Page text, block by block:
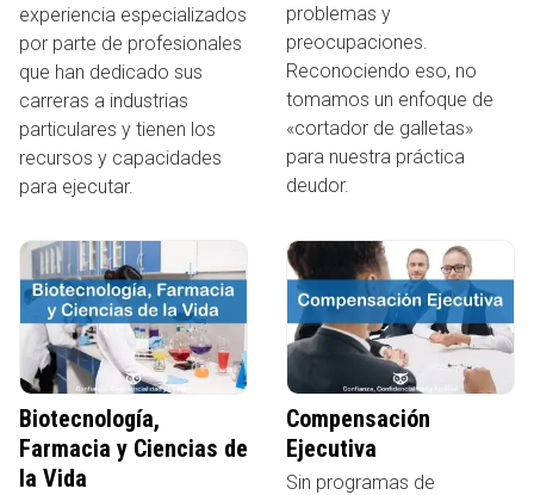
experiencia especializados
por parte de profesionales
que han dedicado sus
carreras a industrias
particulares y tienen los
recursos y capacidades
para ejecutar.
problemas y
preocupaciones.
Reconociendo eso, no
tomamos un enfoque de
«cortador de galletas»
para nuestra práctica
deudor.
Biotecnología,
Farmacia y Ciencias de
la Vida
Compensación
Ejecutiva
Sin programas de